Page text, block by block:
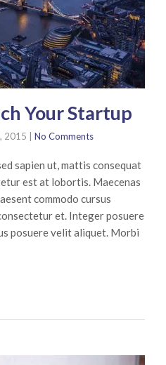
Your Startup
2015 No Comments
sapien ut, mattis consequat
est at lobortis. Maecenas
commodo cursus
et. Integer posuere
posuere velit aliquet. Morbi